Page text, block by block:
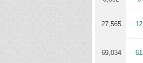
12
27,565
61
69,034